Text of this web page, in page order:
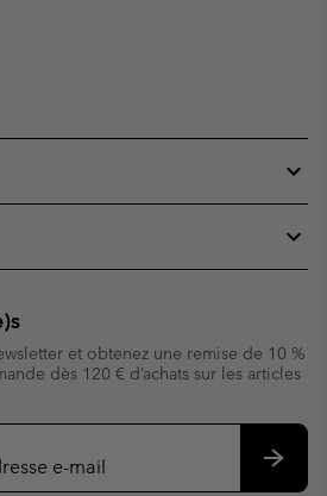
et obtenez une remise de 10 %
dès 120 € d’achats sur les articles